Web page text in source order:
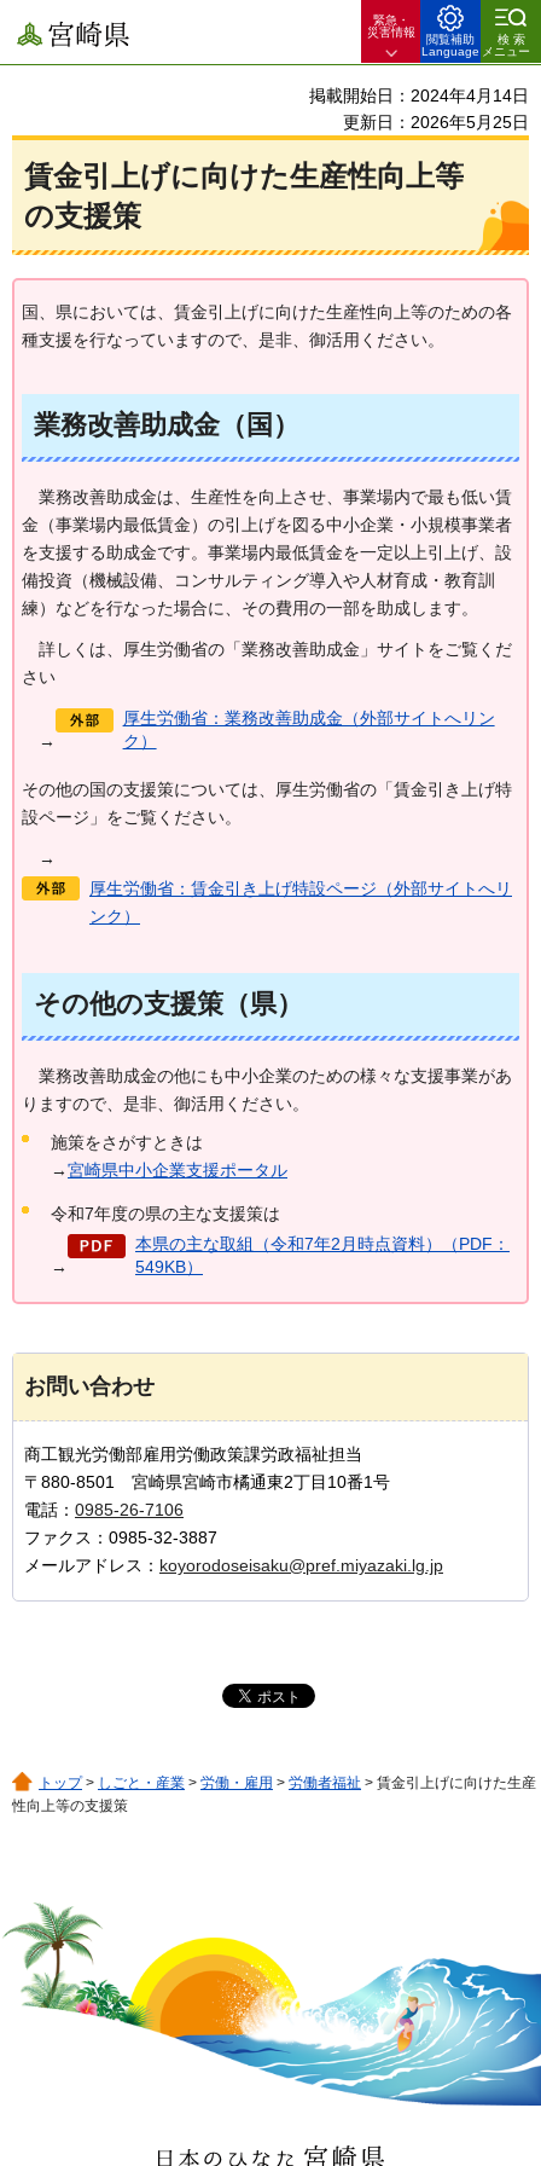
宮崎県
緊急・
災害情報
閲覧補助
Language
検索
メニュー
掲載開始日：2024年4月14日
更新日：2026年5月25日
賃金引上げに向けた生産性向上等
の支援策
国、県においては、賃金引上げに向けた生産性向上等のための各
種支援を行なっていますので、是非、御活用ください。
業務改善助成金（国）
業務改善助成金は、生産性を向上させ、事業場内で最も低い賃
金（事業場内最低賃金）の引上げを図る中小企業・小規模事業者
を支援する助成金です。事業場内最低賃金を一定以上引上げ、設
備投資（機械設備、コンサルティング導入や人材育成・教育訓
練）などを行なった場合に、その費用の一部を助成します。
詳しくは、厚生労働省の「業務改善助成金」サイトをご覧くだ
さい
→
厚生労働省：業務改善助成金（外部サイトへリン
ク）
その他の国の支援策については、厚生労働省の「賃金引き上げ特
設ページ」をご覧ください。
→
厚生労働省：賃金引き上げ特設ページ（外部サイトへリ
ンク）
その他の支援策（県）
業務改善助成金の他にも中小企業のための様々な支援事業があ
りますので、是非、御活用ください。
施策をさがすときは
→宮崎県中小企業支援ポータル
令和7年度の県の主な支援策は
→
本県の主な取組（令和7年2月時点資料）（PDF：
549KB）
お問い合わせ
商工観光労働部雇用労働政策課労政福祉担当
〒880-8501 宮崎県宮崎市橘通東2丁目10番1号
電話： 0985-26-7106
ファクス：0985-32-3887
メールアドレス： koyorodoseisaku@pref.miyazaki.lg.jp
トップ> しごと・産業 > 労働・雇用 > 労働者福祉 > 賃金引上げに向けた生産
性向上等の支援策
日本のひなた 宮崎県